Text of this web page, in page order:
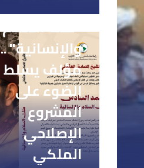
"ملك السلام
والإنسانية" ..
مؤلف يسلط
الضوء على
المشروع
الإصلاحي
الملكي